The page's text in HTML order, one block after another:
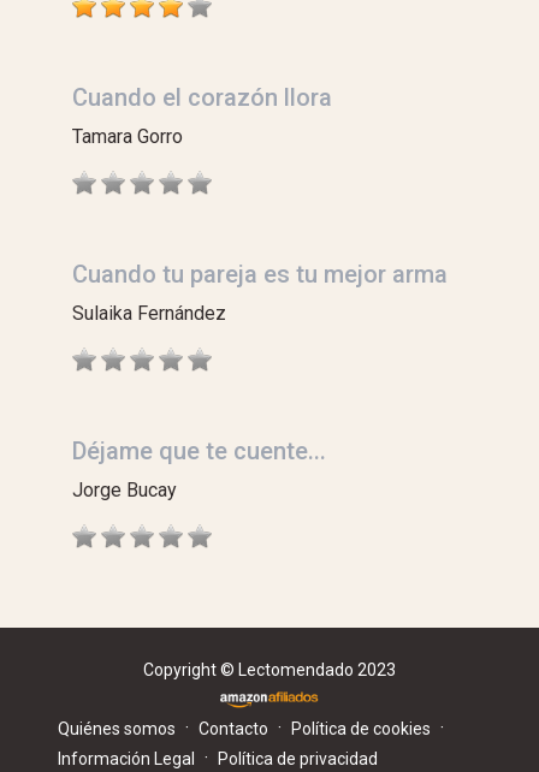
Cuando el corazón llora
Tamara Gorro
Cuando tu pareja es tu mejor arma
Sulaika Fernández
Déjame que te cuente...
Jorge Bucay
Copyright © Lectomendado 2023
Quiénes somos · Contacto · Política de cookies ·
Información Legal · Política de privacidad